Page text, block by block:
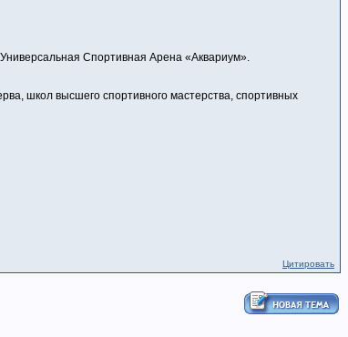
Спортивная Арена «Аквариум».
школ высшего спортивного мастерства, спортивных
Цитировать